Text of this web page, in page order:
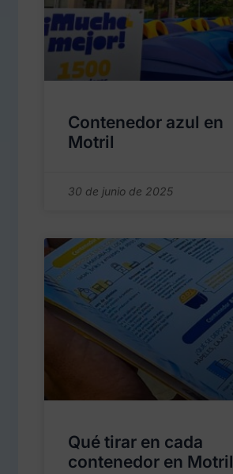
Contenedor azul en
Motril
30 de junio de 2025
Qué tirar en cada
contenedor en Motril